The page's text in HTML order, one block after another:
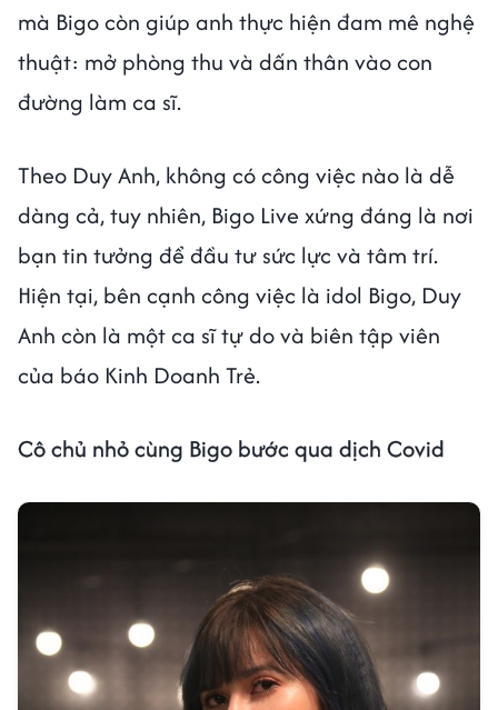
mà Bigo còn giúp anh thực hiện đam mê nghệ
thuật: mở phòng thu và dấn thân vào con
đường làm ca sĩ.
Theo Duy Anh, không có công việc nào là dễ
dàng cả, tuy nhiên, Bigo Live xứng đáng là nơi
bạn tin tưởng để đầu tư sức lực và tâm trí.
Hiện tại, bên cạnh công việc là idol Bigo, Duy
Anh còn là một ca sĩ tự do và biên tập viên
của báo Kinh Doanh Trẻ.
Cô chủ nhỏ cùng Bigo bước qua dịch Covid